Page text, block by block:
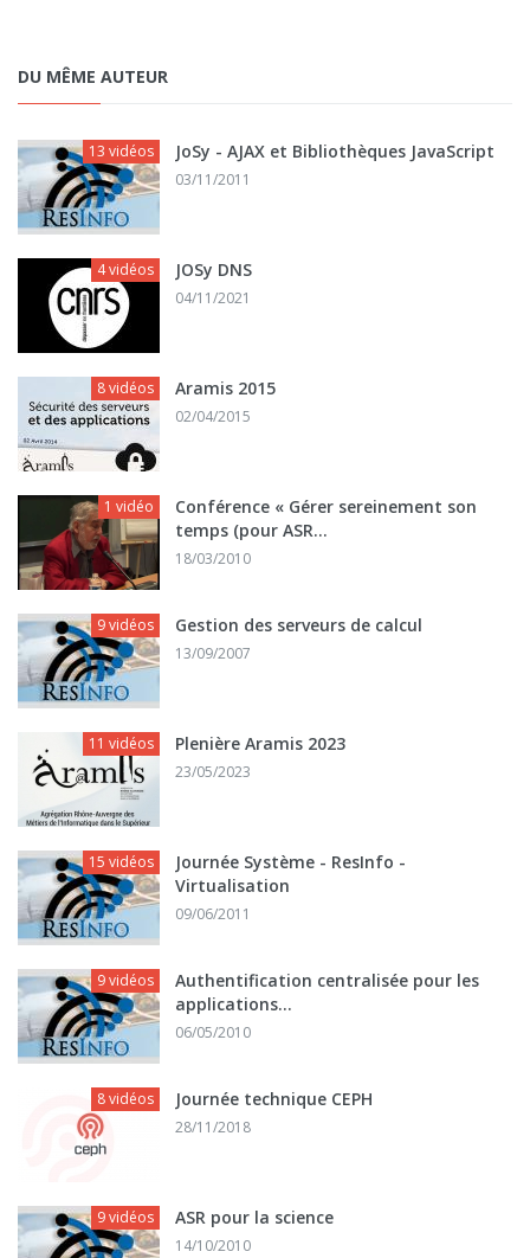
DU MÊME AUTEUR
13 vidéos JoSy - AJAX et Bibliothèques JavaScript
03/11/2011
4 vidéos JOSy DNS
04/11/2021
8 vidéos Aramis 2015
02/04/2015
1 vidéo
Conférence « Gérer sereinement son
temps (pour ASR...
18/03/2010
9 vidéos Gestion des serveurs de calcul
13/09/2007
11 vidéos Plenière Aramis 2023
23/05/2023
15 vidéos
Journée Système - ResInfo -
Virtualisation
09/06/2011
9 vidéos
Authentification centralisée pour les
applications...
06/05/2010
8 vidéos Journée technique CEPH
28/11/2018
9 vidéos ASR pour la science
14/10/2010